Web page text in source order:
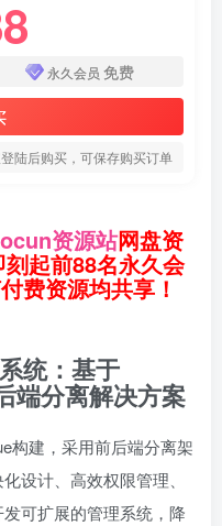
永久会员 免费
陆后购买，可保存购买订单
资源站网盘资
起前88名永久会
费资源均共享！
统：基于
端分离解决方案
构建，采用前后端分离架
设计、高效权限管理、
可扩展的管理系统，降